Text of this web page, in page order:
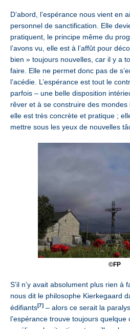
D’abord, l’espérance nous vient en
personnel de sanctification. Elle
pratiquent, le principe même du
l’avons vu, elle est à l’affût pour
bien » toujours nouvelles, car il y a
faire. Elle ne permet donc pas de
l’acédie. L’espérance est tout le
parfois – une belle disposition
rêver et à se construire des
elle est très concrète et pratique ;
mettre sous les yeux de nouvelles
©FP
S’il n’y avait absolument plus rien à
nous dit le philosophe Kierkegaard
édifiants[7] – alors ce serait la
l’espérance trouve toujours